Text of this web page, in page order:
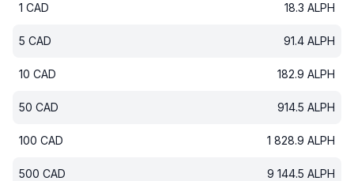
1 CAD 18.3 ALPH
5 CAD 91.4 ALPH
10 CAD 182.9 ALPH
50 CAD 914.5 ALPH
100 CAD 1 828.9 ALPH
500 CAD 9 144.5 ALPH